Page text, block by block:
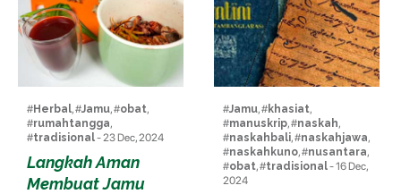
#Herbal, #Jamu, #obat,
#rumahtangga,
#tradisional- 23 Dec, 2024
Langkah Aman
Membuat Jamu
#Jamu, #khasiat,
#manuskrip, #naskah,
#naskahbali, #naskahjawa,
#naskahkuno, #nusantara,
#obat, #tradisional- 16 Dec,
2024